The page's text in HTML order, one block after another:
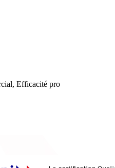
Efficacité pro